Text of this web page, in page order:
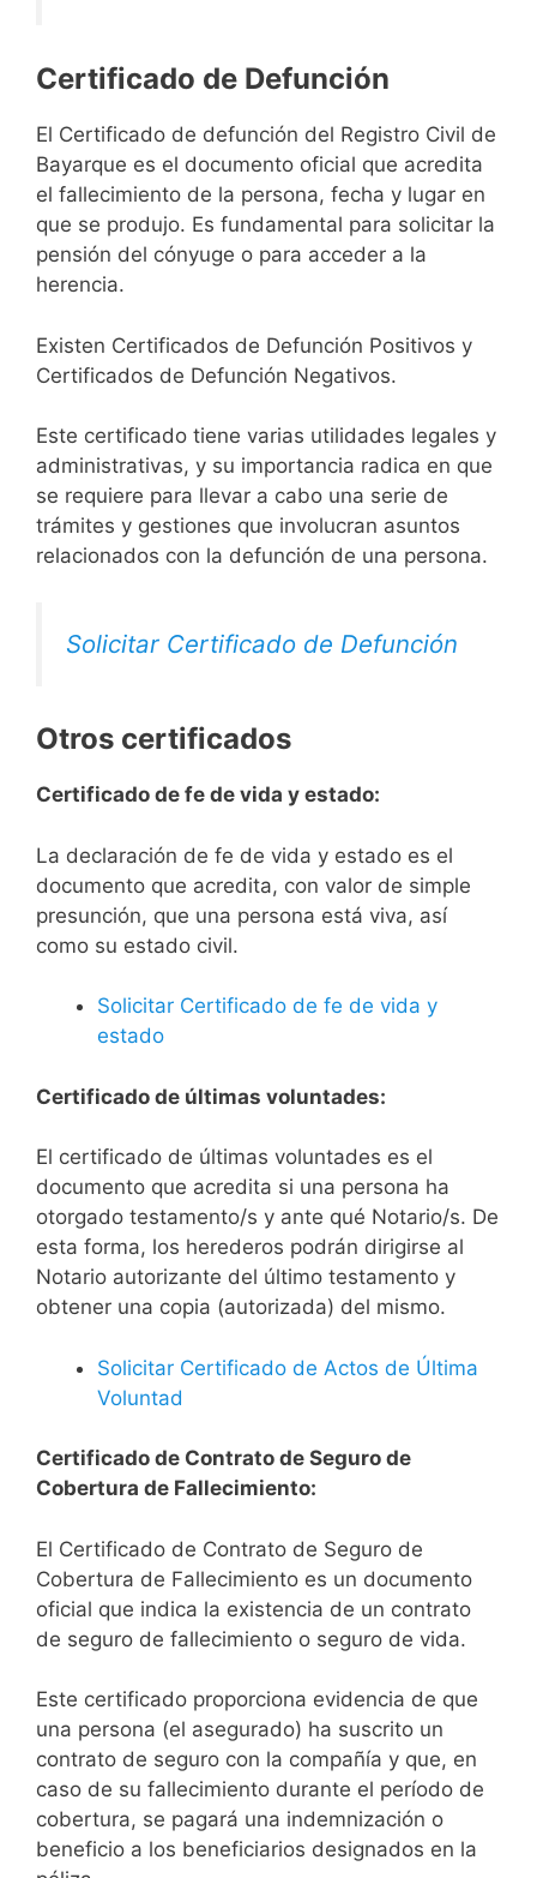
Certificado de Defunción
El Certificado de defunción del Registro Civil de
Bayarque es el documento oficial que acredita
el fallecimiento de la persona, fecha y lugar en
que se produjo. Es fundamental para solicitar la
pensión del cónyuge o para acceder a la
herencia.
Existen Certificados de Defunción Positivos y
Certificados de Defunción Negativos.
Este certificado tiene varias utilidades legales y
administrativas, y su importancia radica en que
se requiere para llevar a cabo una serie de
trámites y gestiones que involucran asuntos
relacionados con la defunción de una persona.
Solicitar Certificado de Defunción
Otros certificados
Certificado de fe de vida y estado:
La declaración de fe de vida y estado es el
documento que acredita, con valor de simple
presunción, que una persona está viva, así
como su estado civil.
Solicitar Certificado de fe de vida y
estado
Certificado de últimas voluntades:
El certificado de últimas voluntades es el
documento que acredita si una persona ha
otorgado testamento/s y ante qué Notario/s. De
esta forma, los herederos podrán dirigirse al
Notario autorizante del último testamento y
obtener una copia (autorizada) del mismo.
Solicitar Certificado de Actos de Última
Voluntad
Certificado de Contrato de Seguro de
Cobertura de Fallecimiento:
El Certificado de Contrato de Seguro de
Cobertura de Fallecimiento es un documento
oficial que indica la existencia de un contrato
de seguro de fallecimiento o seguro de vida.
Este certificado proporciona evidencia de que
una persona (el asegurado) ha suscrito un
contrato de seguro con la compañía y que, en
caso de su fallecimiento durante el período de
cobertura, se pagará una indemnización o
beneficio a los beneficiarios designados en la